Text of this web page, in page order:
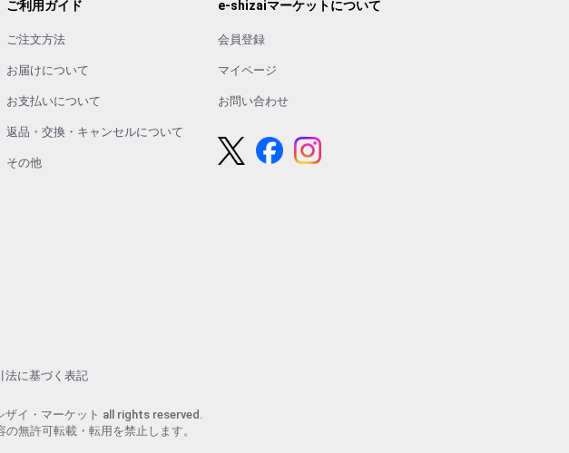
ご利用ガイド
ご注文方法
お届けについて
お支払いについて
返品・交換・キャンセルについて
その他
e-shizaiマーケットについて
会員登録
マイページ
お問い合わせ
法に基づく表記
イ・マーケット all rights reserved.
無許可転載・転用を禁止します。